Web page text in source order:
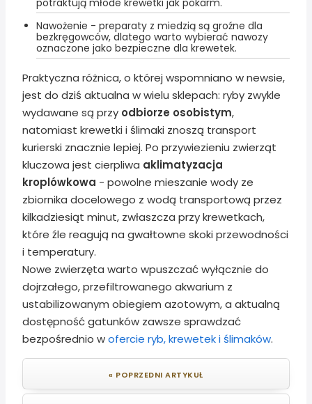
potraktują młode krewetki jak pokarm.
Nawożenie - preparaty z miedzią są groźne dla
bezkręgowców, dlatego warto wybierać nawozy
oznaczone jako bezpieczne dla krewetek.
Praktyczna różnica, o której wspomniano w newsie,
jest do dziś aktualna w wielu sklepach: ryby zwykle
wydawane są przy odbiorze osobistym,
natomiast krewetki i ślimaki znoszą transport
kurierski znacznie lepiej. Po przywiezieniu zwierząt
kluczowa jest cierpliwa aklimatyzacja
kroplówkowa - powolne mieszanie wody ze
zbiornika docelowego z wodą transportową przez
kilkadziesiąt minut, zwłaszcza przy krewetkach,
które źle reagują na gwałtowne skoki przewodności
i temperatury.
Nowe zwierzęta warto wpuszczać wyłącznie do
dojrzałego, przefiltrowanego akwarium z
ustabilizowanym obiegiem azotowym, a aktualną
dostępność gatunków zawsze sprawdzać
bezpośrednio wofercie ryb, krewetek i ślimaków.
« POPRZEDNI ARTYKUŁ